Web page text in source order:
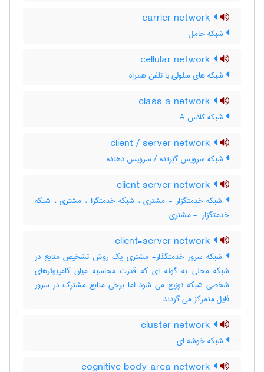
شبکه حامل
شبکه های سلولی یا تلفن همراه
شبکه کلاس A
شبکه سرویس گیرنده / سرویس دهنده
شبکه خدمتگزار - مشتری ، شبکه خدمتگرا ، مشتری ، شبکه
خدمتگزار ‎ - مشتری
شبکه سرور خدمتگذار- مشتری یک روش تشخیص منابع در
شبکه محلی به گونه ای که قدرت محاسبه میان کامپیوترهای
شخصی شبکه توزیع می شود اما برخی منابع مشترک در سرور
فایل متمرکز می گردند
شبکه خوشه ای